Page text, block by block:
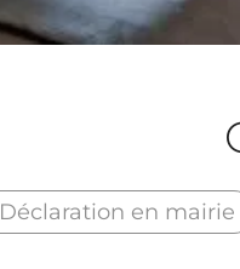
Déclaration en mairie